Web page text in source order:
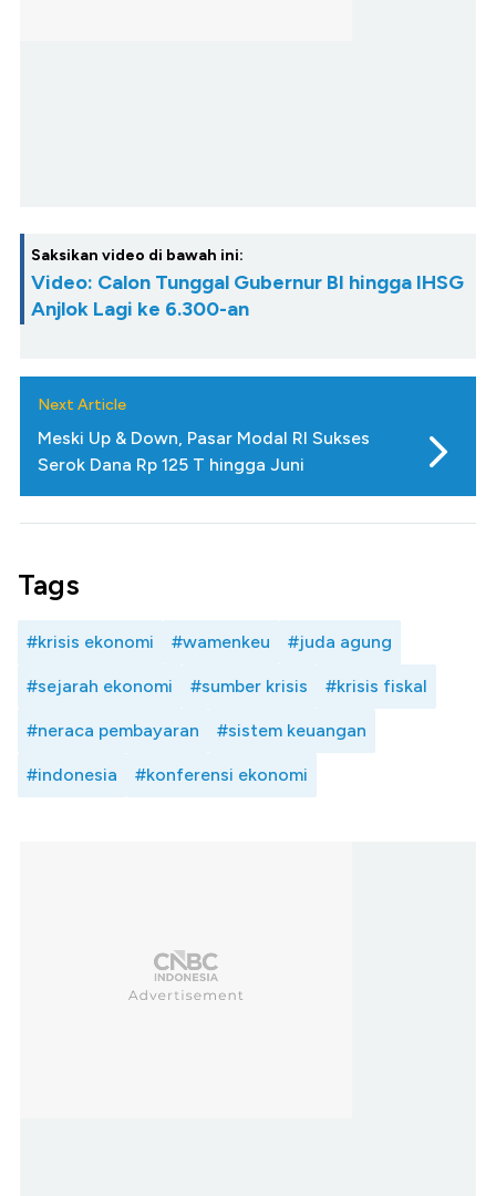
Saksikan video di bawah ini:
Video: Calon Tunggal Gubernur BI hingga IHSG
Anjlok Lagi ke 6.300-an
Next Article
Meski Up & Down, Pasar Modal RI Sukses
Serok Dana Rp 125 T hingga Juni
Tags
#krisis ekonomi #wamenkeu #juda agung
#sejarah ekonomi #sumber krisis #krisis fiskal
#neraca pembayaran #sistem keuangan
#indonesia #konferensi ekonomi